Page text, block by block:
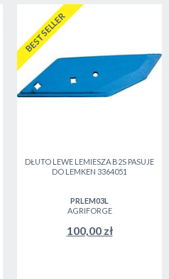
BESTSELLER
DŁUTO LEWE LEMIESZA B2S PASUJE
DO LEMKEN 3364051
PRLEM03L
AGRIFORGE
100,00 zł